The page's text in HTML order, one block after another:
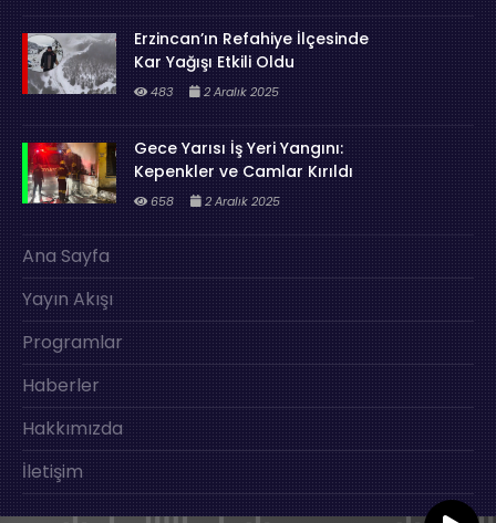
Erzincan’ın Refahiye İlçesinde
Kar Yağışı Etkili Oldu
483 2 Aralık 2025
Gece Yarısı İş Yeri Yangını:
Kepenkler ve Camlar Kırıldı
658 2 Aralık 2025
Ana Sayfa
Yayın Akışı
Programlar
Haberler
Hakkımızda
İletişim